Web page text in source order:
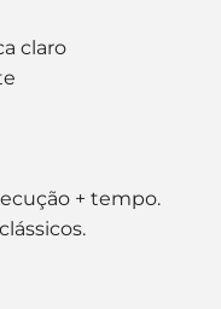
claro
+ tempo.